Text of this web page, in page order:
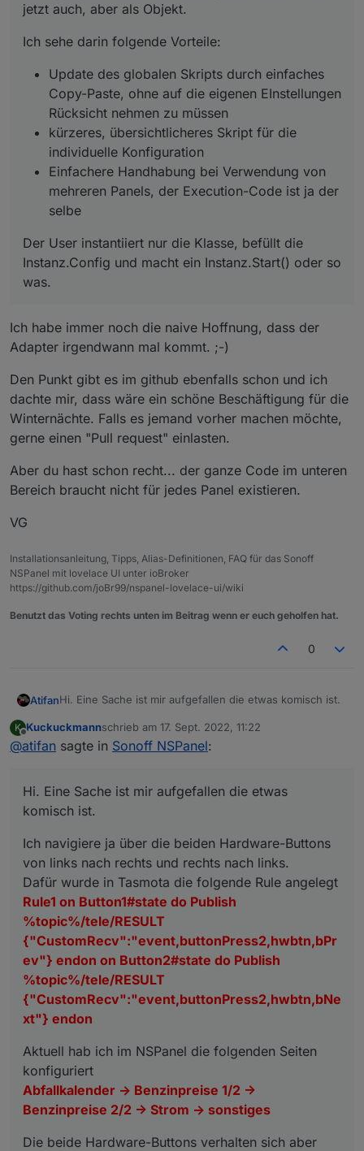
jetzt auch, aber als Objekt.
Ich sehe darin folgende Vorteile:
Update des globalen Skripts durch einfaches
Copy-Paste, ohne auf die eigenen EInstellungen
Rücksicht nehmen zu müssen
kürzeres, übersichtlicheres Skript für die
individuelle Konfiguration
Einfachere Handhabung bei Verwendung von
mehreren Panels, der Execution-Code ist ja der
selbe
Der User instantiiert nur die Klasse, befüllt die
Instanz.Config und macht ein Instanz.Start() oder so
was.
Ich habe immer noch die naive Hoffnung, dass der
Adapter irgendwann mal kommt. ;-)
Den Punkt gibt es im github ebenfalls schon und ich
dachte mir, dass wäre ein schöne Beschäftigung für die
Winternächte. Falls es jemand vorher machen möchte,
gerne einen "Pull request" einlasten.
Aber du hast schon recht... der ganze Code im unteren
Bereich braucht nicht für jedes Panel existieren.
VG
Installationsanleitung, Tipps, Alias-Definitionen, FAQ für das Sonoff
NSPanel mit lovelace UI unter ioBroker
https://github.com/joBr99/nspanel-lovelace-ui/wiki
Benutzt das Voting rechts unten im Beitrag wenn er euch geholfen hat.
0
AtifanHi. Eine Sache ist mir aufgefallen die etwas komisch ist.
Ich navigiere ja über die beiden Hardware-Buttons von
links nach rechts und rechts nach links.
%topic%/tele/RESULT
{"CustomRecv":"event,buttonPress2,hwbtn,bPrev"}
%topic%/tele/RESULT
{"CustomRecv":"event,buttonPress2,hwbtn,bNext"}
endon
Abfallkalender -> Benzinpreise 1/2 -> Benzinpreise 2/2
-> Strom -> sonstiges
Die beide Hardware-Buttons verhalten sich aber
unterschiedlich, was das hin und her scrollen angeht.
vorstelle, d.h. ich kann den so oft drücken wie ich
möchte und meine Seiten werden immer von links nach
rechts durchgescrollt, also Abfallkalender ->
Benzinpreise 1/2 -> Benzinpreise 2/2 -> Strom ->
sonstiges -> wenn ich auf der letzten Seite "sonstiges"
bin und nochmal den rechten Hardware-Button drücke,
"Abfallkalender"
Wenn ich den drücke wechselt die Ansicht immer nur
zwischen Abfallkalender und Benzinpreise 1/2
es sei denn ich scrolle vorher mit dem rechten
Hardware-Button z.B. auf Seite 4 -> Strom
wenn ich dann den linken Hardware-Button mehrmals
drücke dann scrollt er Strom -> Benzinpreise 2/2 ->
Benzinpreise 1/2 -> Abfallkalender -> Benzinpreise 1/2 -
> Abfallkalender -> Benzinpreise 1/2
Also irgendwie scrollt er beim linken Hardware-Button
nicht einfach durch von rechts nach links.
Ich denke mal die Funktion "bPrev" arbeitet irgendwie
anders als "bNext".
Keine Ahnung ob das evlt. ein Bug ist oder aus
bestimmten Gründen so sein muss.
K
Offline
Kuckuckmannschrieb am 17. Sept. 2022, 11:22
zuletzt editiert von
@atifan sagte in Sonoff NSPanel:
Hi. Eine Sache ist mir aufgefallen die etwas
komisch ist.
Ich navigiere ja über die beiden Hardware-Buttons
von links nach rechts und rechts nach links.
Dafür wurde in Tasmota die folgende Rule angelegt
Rule1 on Button1#state do Publish
%topic%/tele/RESULT
{"CustomRecv":"event,buttonPress2,hwbtn,bPr
ev"} endon on Button2#state do Publish
%topic%/tele/RESULT
{"CustomRecv":"event,buttonPress2,hwbtn,bNe
xt"} endon
Aktuell hab ich im NSPanel die folgenden Seiten
konfiguriert
Abfallkalender -> Benzinpreise 1/2 ->
Benzinpreise 2/2 -> Strom -> sonstiges
Die beide Hardware-Buttons verhalten sich aber